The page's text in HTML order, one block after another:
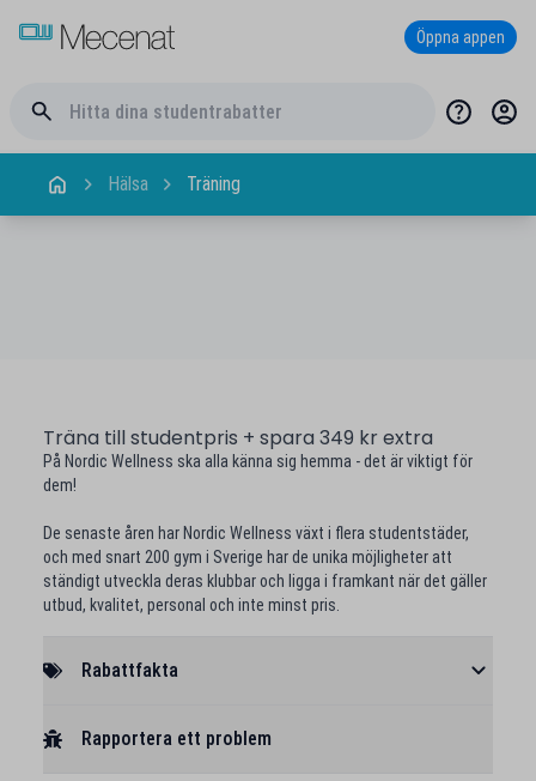
Öppna appen
Hälsa Träning
Träna till studentpris + spara 349 kr extra
På Nordic Wellness ska alla känna sig hemma - det är viktigt för
dem!
De senaste åren har Nordic Wellness växt i flera studentstäder,
och med snart 200 gym i Sverige har de unika möjligheter att
ständigt utveckla deras klubbar och ligga i framkant när det gäller
utbud, kvalitet, personal och inte minst pris.
Rabattfakta
Rapportera ett problem